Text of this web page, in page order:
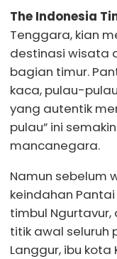
The Indonesia
Tenggara, kian
destinasi wisata
bagian timur.
kaca, pulau-
yang autentik
pulau” ini
mancanegara.
Namun sebelum
keindahan
timbul
titik awal seluruh
Langgur, ibu